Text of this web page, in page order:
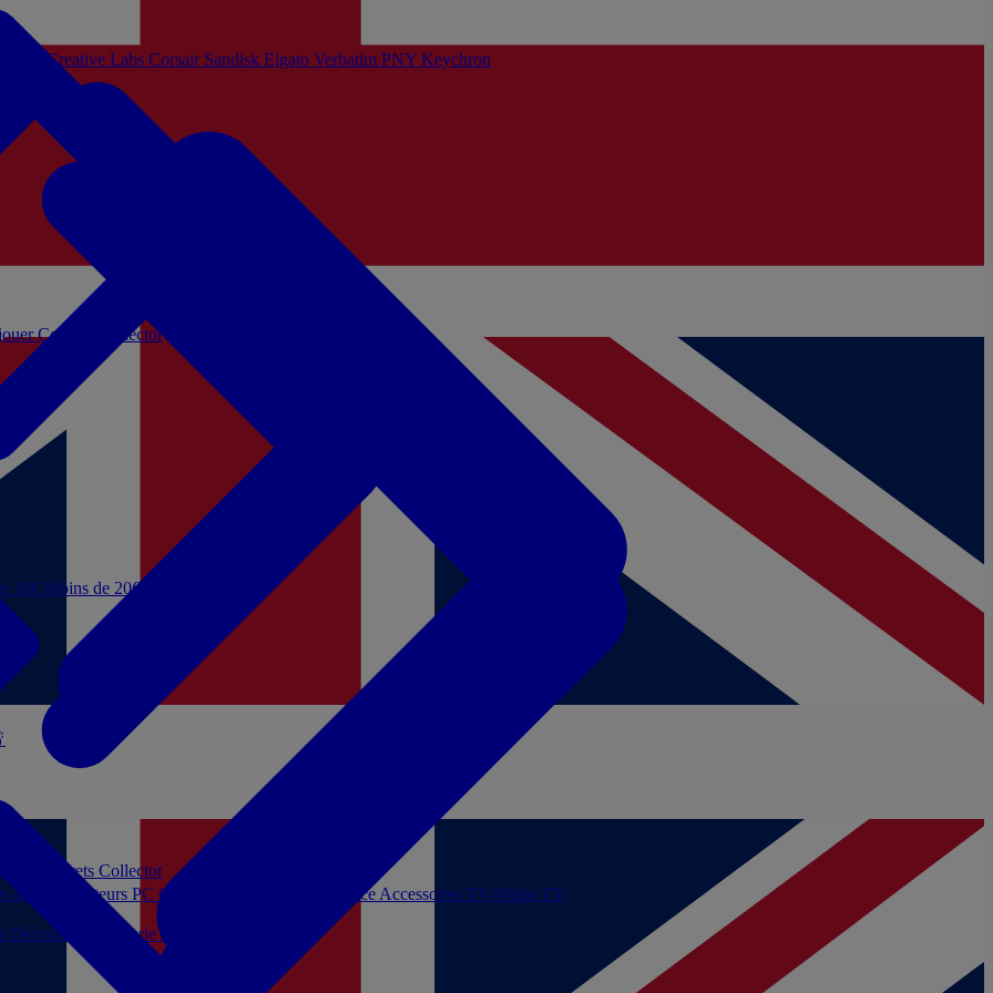
10€ Moins de 20€
Décoration PapeterieJeux de société
Coffrets Collector
Coffrets Collector
audio Moniteurs PC Casques filaires Audio Licence Accessoires TV/Vidéo TV
Creative Labs Corsair Sandisk Elgato Verbatim PNY Keychron